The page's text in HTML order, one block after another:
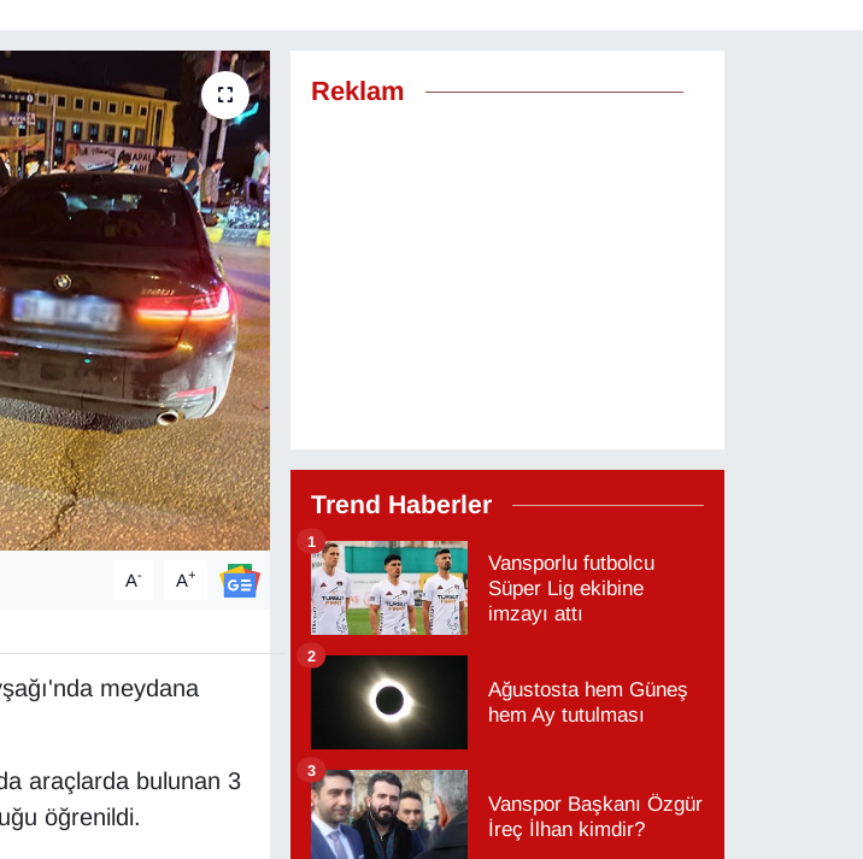
A- A+
meydana
araçlarda bulunan 3
öğrenildi.
Reklam
Trend Haberler
Vansporlu futbolcu
Süper Lig ekibine
imzayı attı
1
Ağustosta hem Güneş
hem Ay tutulması
2
Vanspor Başkanı Özgür
İreç İlhan kimdir?
3